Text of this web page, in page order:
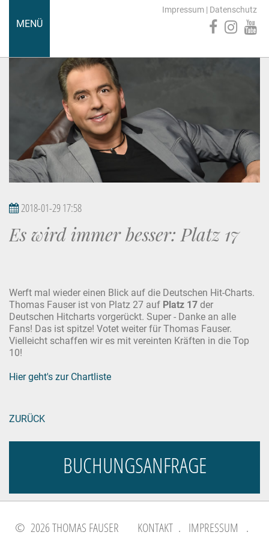
MENÜ
Impressum | Datenschutz
2018-01-29 17:58
Es wird immer besser: Platz 17
Werft mal wieder einen Blick auf die Deutschen Hit-Charts.
Thomas Fauser ist von Platz 27 auf Platz 17 der
Deutschen Hitcharts vorgerückt. Super - Danke an alle
Fans! Das ist spitze! Votet weiter für Thomas Fauser.
Vielleicht schaffen wir es mit vereinten Kräften in die Top
10!
Hier geht's zur Chartliste
ZURÜCK
BUCHUNGSANFRAGE
© 2026 THOMAS FAUSER KONTAKT . IMPRESSUM .